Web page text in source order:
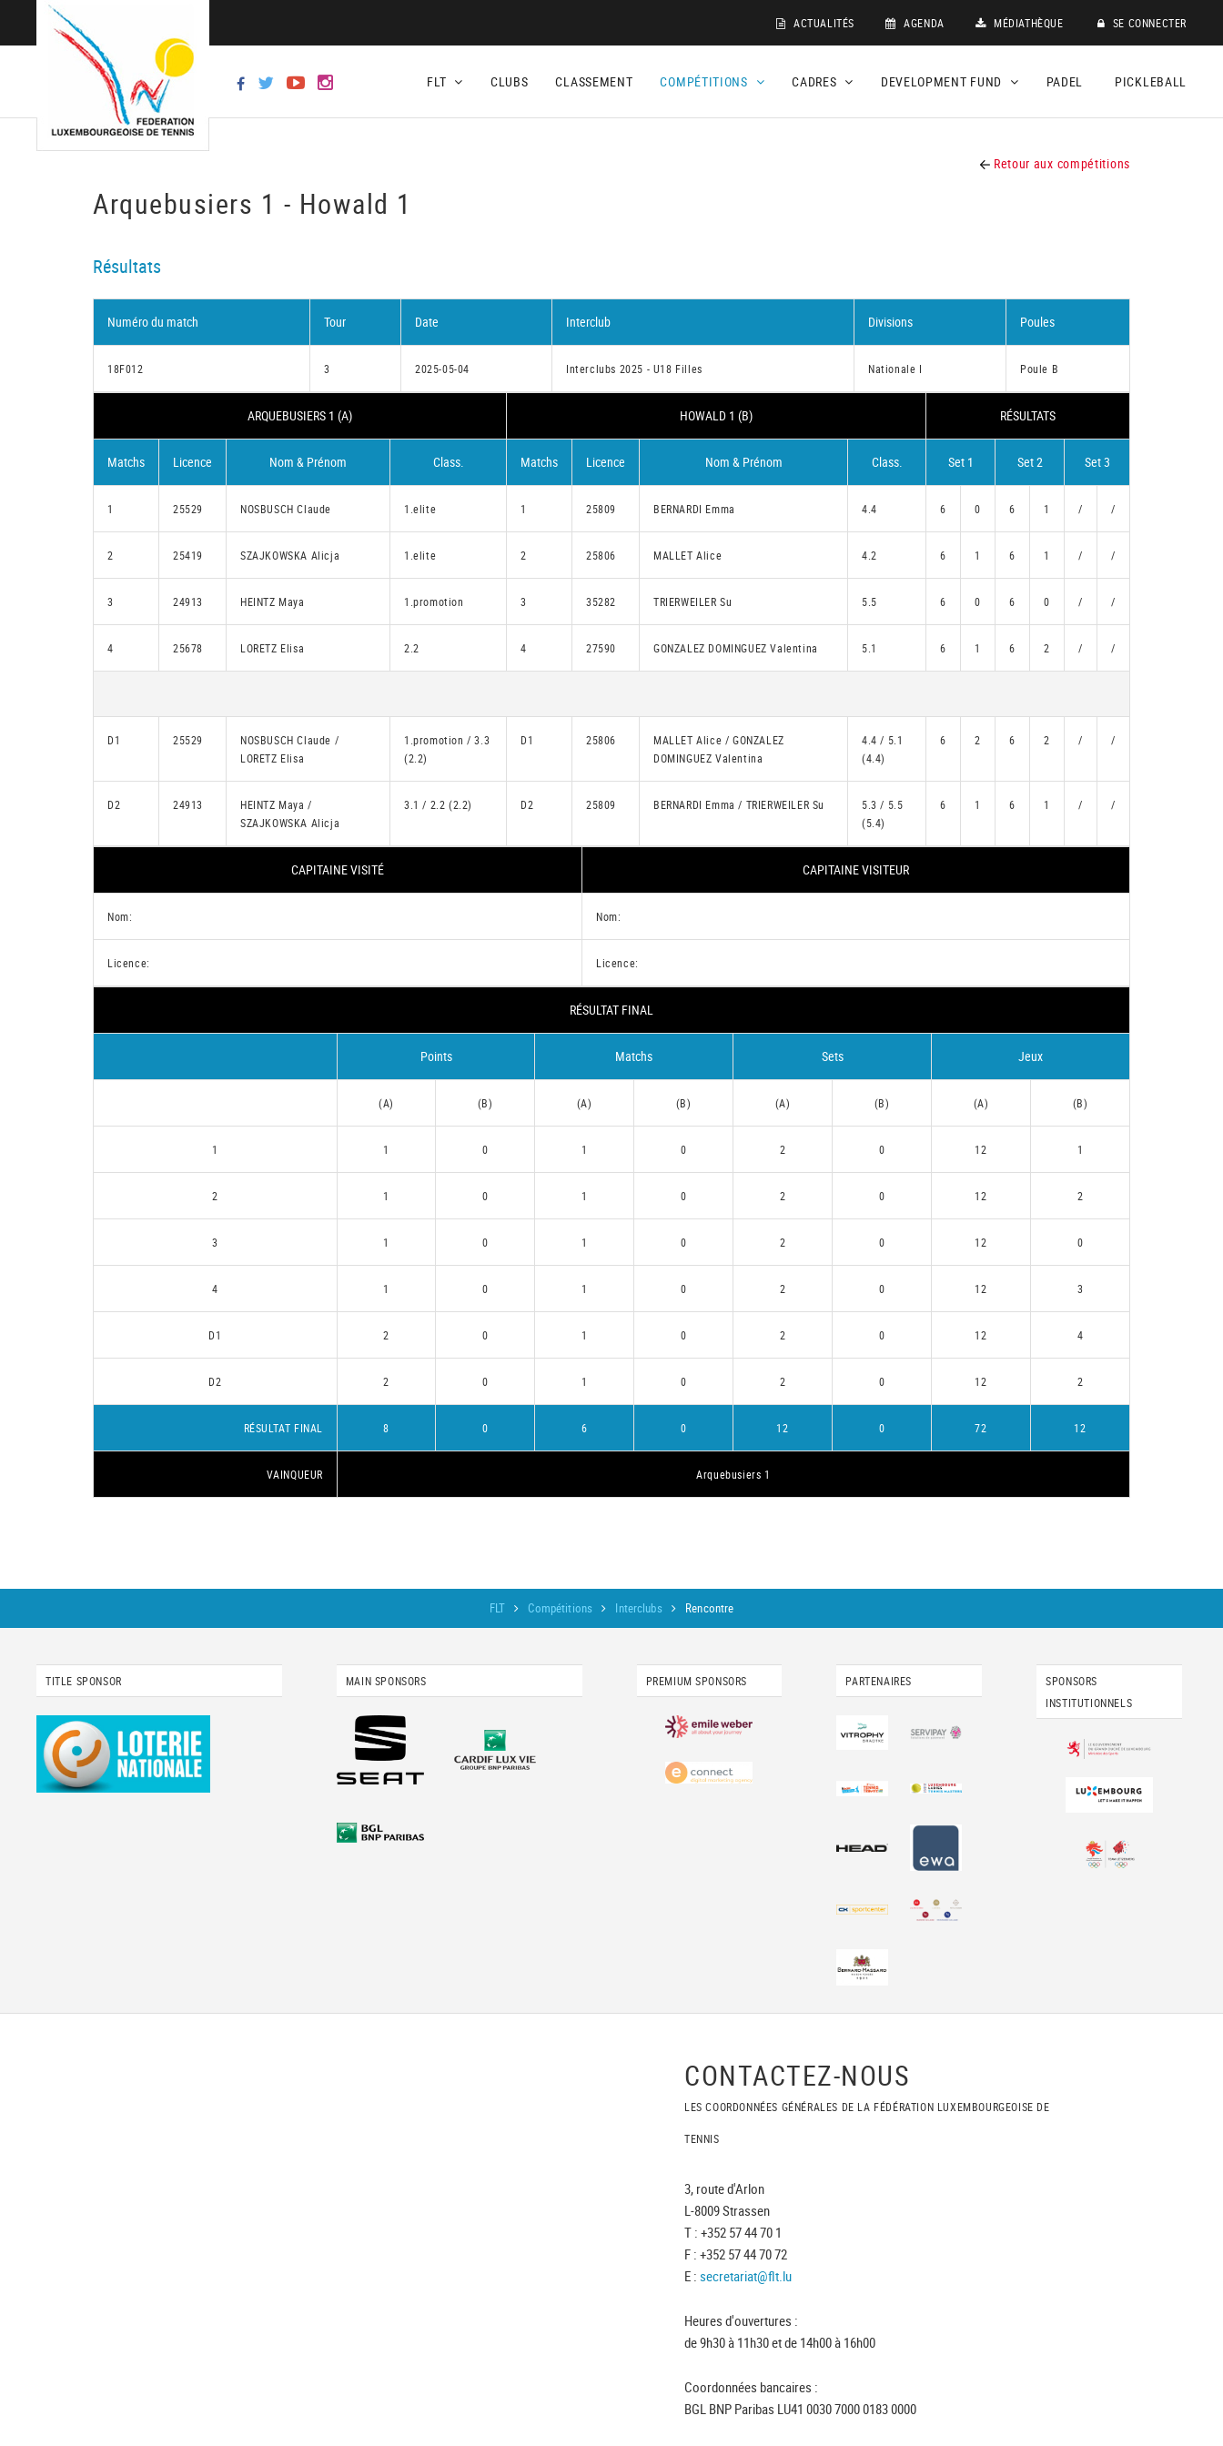
ACTUALITÉS AGENDA MÉDIATHÈQUE SE CONNECTER
FLT CLUBS CLASSEMENT COMPÉTITIONS CADRES DEVELOPMENT FUND PADEL PICKLEBALL
Retour aux compétitions
Arquebusiers 1 - Howald 1
Résultats
Numéro du match Tour Date Interclub Divisions Poules
18F012 3 2025-05-04 Interclubs 2025 - U18 Filles Nationale I Poule B
ARQUEBUSIERS 1 (A) HOWALD 1 (B) RÉSULTATS
Matchs Licence Nom & Prénom Class. Matchs Licence Nom & Prénom Class. Set 1 Set 2 Set 3
1 25529 NOSBUSCH Claude 1.elite 1 25809 BERNARDI Emma 4.4 6 0 6 1 / /
2 25419 SZAJKOWSKA Alicja 1.elite 2 25806 MALLET Alice 4.2 6 1 6 1 / /
3 24913 HEINTZ Maya 1.promotion 3 35282 TRIERWEILER Su 5.5 6 0 6 0 / /
4 25678 LORETZ Elisa 2.2 4 27590 GONZALEZ DOMINGUEZ Valentina 5.1 6 1 6 2 / /
D1 25529
NOSBUSCH Claude /
LORETZ Elisa
1.promotion / 3.3
(2.2)
D1 25806
MALLET Alice / GONZALEZ
DOMINGUEZ Valentina
4.4 / 5.1
(4.4)
6 2 6 2 / /
D2 24913
HEINTZ Maya /
SZAJKOWSKA Alicja
3.1 / 2.2 (2.2) D2 25809 BERNARDI Emma / TRIERWEILER Su
5.3 / 5.5
(5.4)
6 1 6 1 / /
CAPITAINE VISITÉ CAPITAINE VISITEUR
Nom: Nom:
Licence: Licence:
RÉSULTAT FINAL
Points Matchs Sets Jeux
(A) (B) (A) (B) (A) (B) (A) (B)
1 1 0 1 0 2 0 12 1
2 1 0 1 0 2 0 12 2
3 1 0 1 0 2 0 12 0
4 1 0 1 0 2 0 12 3
D1 2 0 1 0 2 0 12 4
D2 2 0 1 0 2 0 12 2
RÉSULTAT FINAL 8 0 6 0 12 0 72 12
VAINQUEUR Arquebusiers 1
FLT Compétitions Interclubs Rencontre
TITLE SPONSOR MAIN SPONSORS PREMIUM SPONSORS PARTENAIRES
SPONSORS
INSTITUTIONNELS
CONTACTEZ-NOUS
LES COORDONNÉES GÉNÉRALES DE LA FÉDÉRATION LUXEMBOURGEOISE DE
TENNIS
3, route d'Arlon
L-8009 Strassen
T : +352 57 44 70 1
F : +352 57 44 70 72
E : secretariat@flt.lu
Heures d'ouvertures :
de 9h30 à 11h30 et de 14h00 à 16h00
Coordonnées bancaires :
BGL BNP Paribas LU41 0030 7000 0183 0000